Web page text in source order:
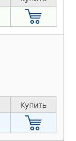
Купить